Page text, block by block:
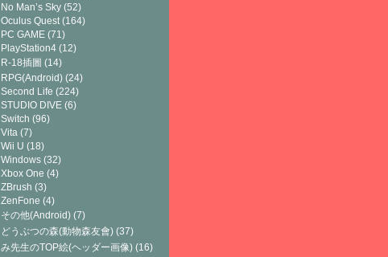
No Man’s Sky (52)
Oculus Quest(164)
PC GAME (71)
PlayStation4 (12)
R-18插圖 (14)
RPG(Android) (24)
Second Life (224)
STUDIO DIVE (6)
Switch (96)
Vita (7)
Wii U (18)
Windows (32)
Xbox One (4)
ZBrush (3)
ZenFone (4)
その他(Android) (7)
どうぶつの森(動物森友會) (37)
み先生のTOP絵(ヘッダー画像) (16)